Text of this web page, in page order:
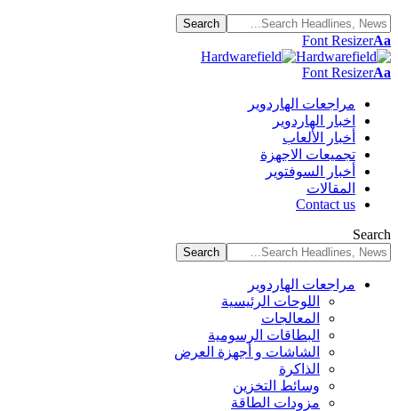
Font ResizerAa
Font ResizerAa
مراجعات الهاردوير
اخبار الهاردوير
أخبار الألعاب
تجميعات الاجهزة
أخبار السوفتوير
المقالات
Contact us
Search
مراجعات الهاردوير
اللوحات الرئيسية
المعالجات
البطاقات الرسومية
الشاشات و أجهزة العرض
الذاكرة
وسائط التخزين
مزودات الطاقة